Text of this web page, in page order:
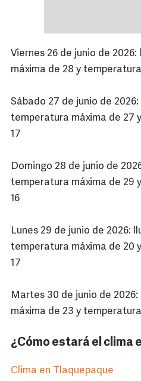
Viernes 26 de junio de
máxima de 28 y
Sábado 27 de junio de
temperatura máxima de 27
17
Domingo 28 de junio de
temperatura máxima de 29
16
Lunes 29 de junio de 2026:
temperatura máxima de 20
17
Martes 30 de junio de
máxima de 23 y
¿Cómo estará el clima
Clima en Tlaquepaque